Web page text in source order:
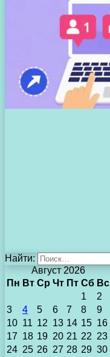
Найти:
Август 2026
Пн Вт Ср Чт Пт Сб Вс
1
2
3
4 5 6 7 8
9
10 11 12 13 14 15 16
17 18 19 20 21 22 23
24 25 26 27 28 29 30